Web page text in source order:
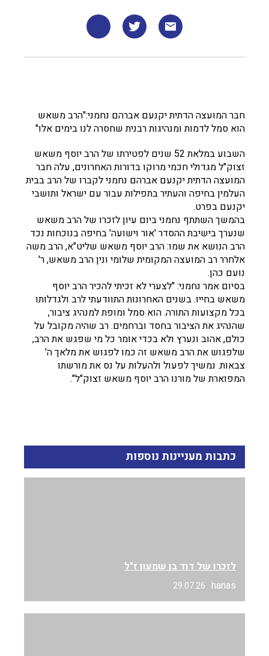
חבר המועצה הדתית יקנעם אברהם נחמני:"הרב משאש
הוא סמל לדמות ומנהיגות רבנית שחסרה לנו בימים אלו"
השבוע במלאת 52 שנים לפטירתו של הרב יוסף משאש
זצוק"ל מגדולי חכמי מרוקו בדורות האחרונים, עלה חבר
המועצה הדתית יקנעם אברהם נחמני לקברו של הרב בבית
העלמין בחיפה והעתיר בתפילות עבור עם ישראל ותושבי
יקנעם בפרט.
בהמשך השתתף נחמני ביום עיון לזכרו של הרב משאש
שנערך בישיבת ההסדר 'אור וישועה' בחיפה בנוכחות נכד
הרב הנושא את שמו: הרב יוסף משאש שליט"א, הרב משה
אלחרר רב המועצה המקומית שלומי ונין הרב משאש, ר'
נועם כהן.
בסיום אמר נחמני: "לצערי לא זכיתי להכיר הרב יוסף
משאש בחייו. בשנים האחרונות התוודעתי לרב ולגדלותו
בכל מקצועות התורה. הוא סמל ומופת למנהיג ציבור,
שהנהיג את הציבור בחסד וברחמים. רב שהיה מקובל על
כולם, אהוב ונערץ ולא בכדי אומר כל מי שפגש את הרב,
שלפגוש את הרב משאש זה כמו לפגוש את מלאך ה'
צבאות. נמשיך לפעול ולהעלות על נס את מורשתו
המפוארת של מורנו הרב יוסף משאש זצוק"ל".
כתבות מעניינות נוספות
לזכרו של דוד בן שמעון ז"ל
hanas
29.07.26